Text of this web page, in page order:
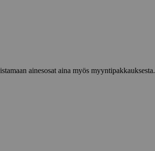
ainesosat aina myös myyntipakkauksesta.